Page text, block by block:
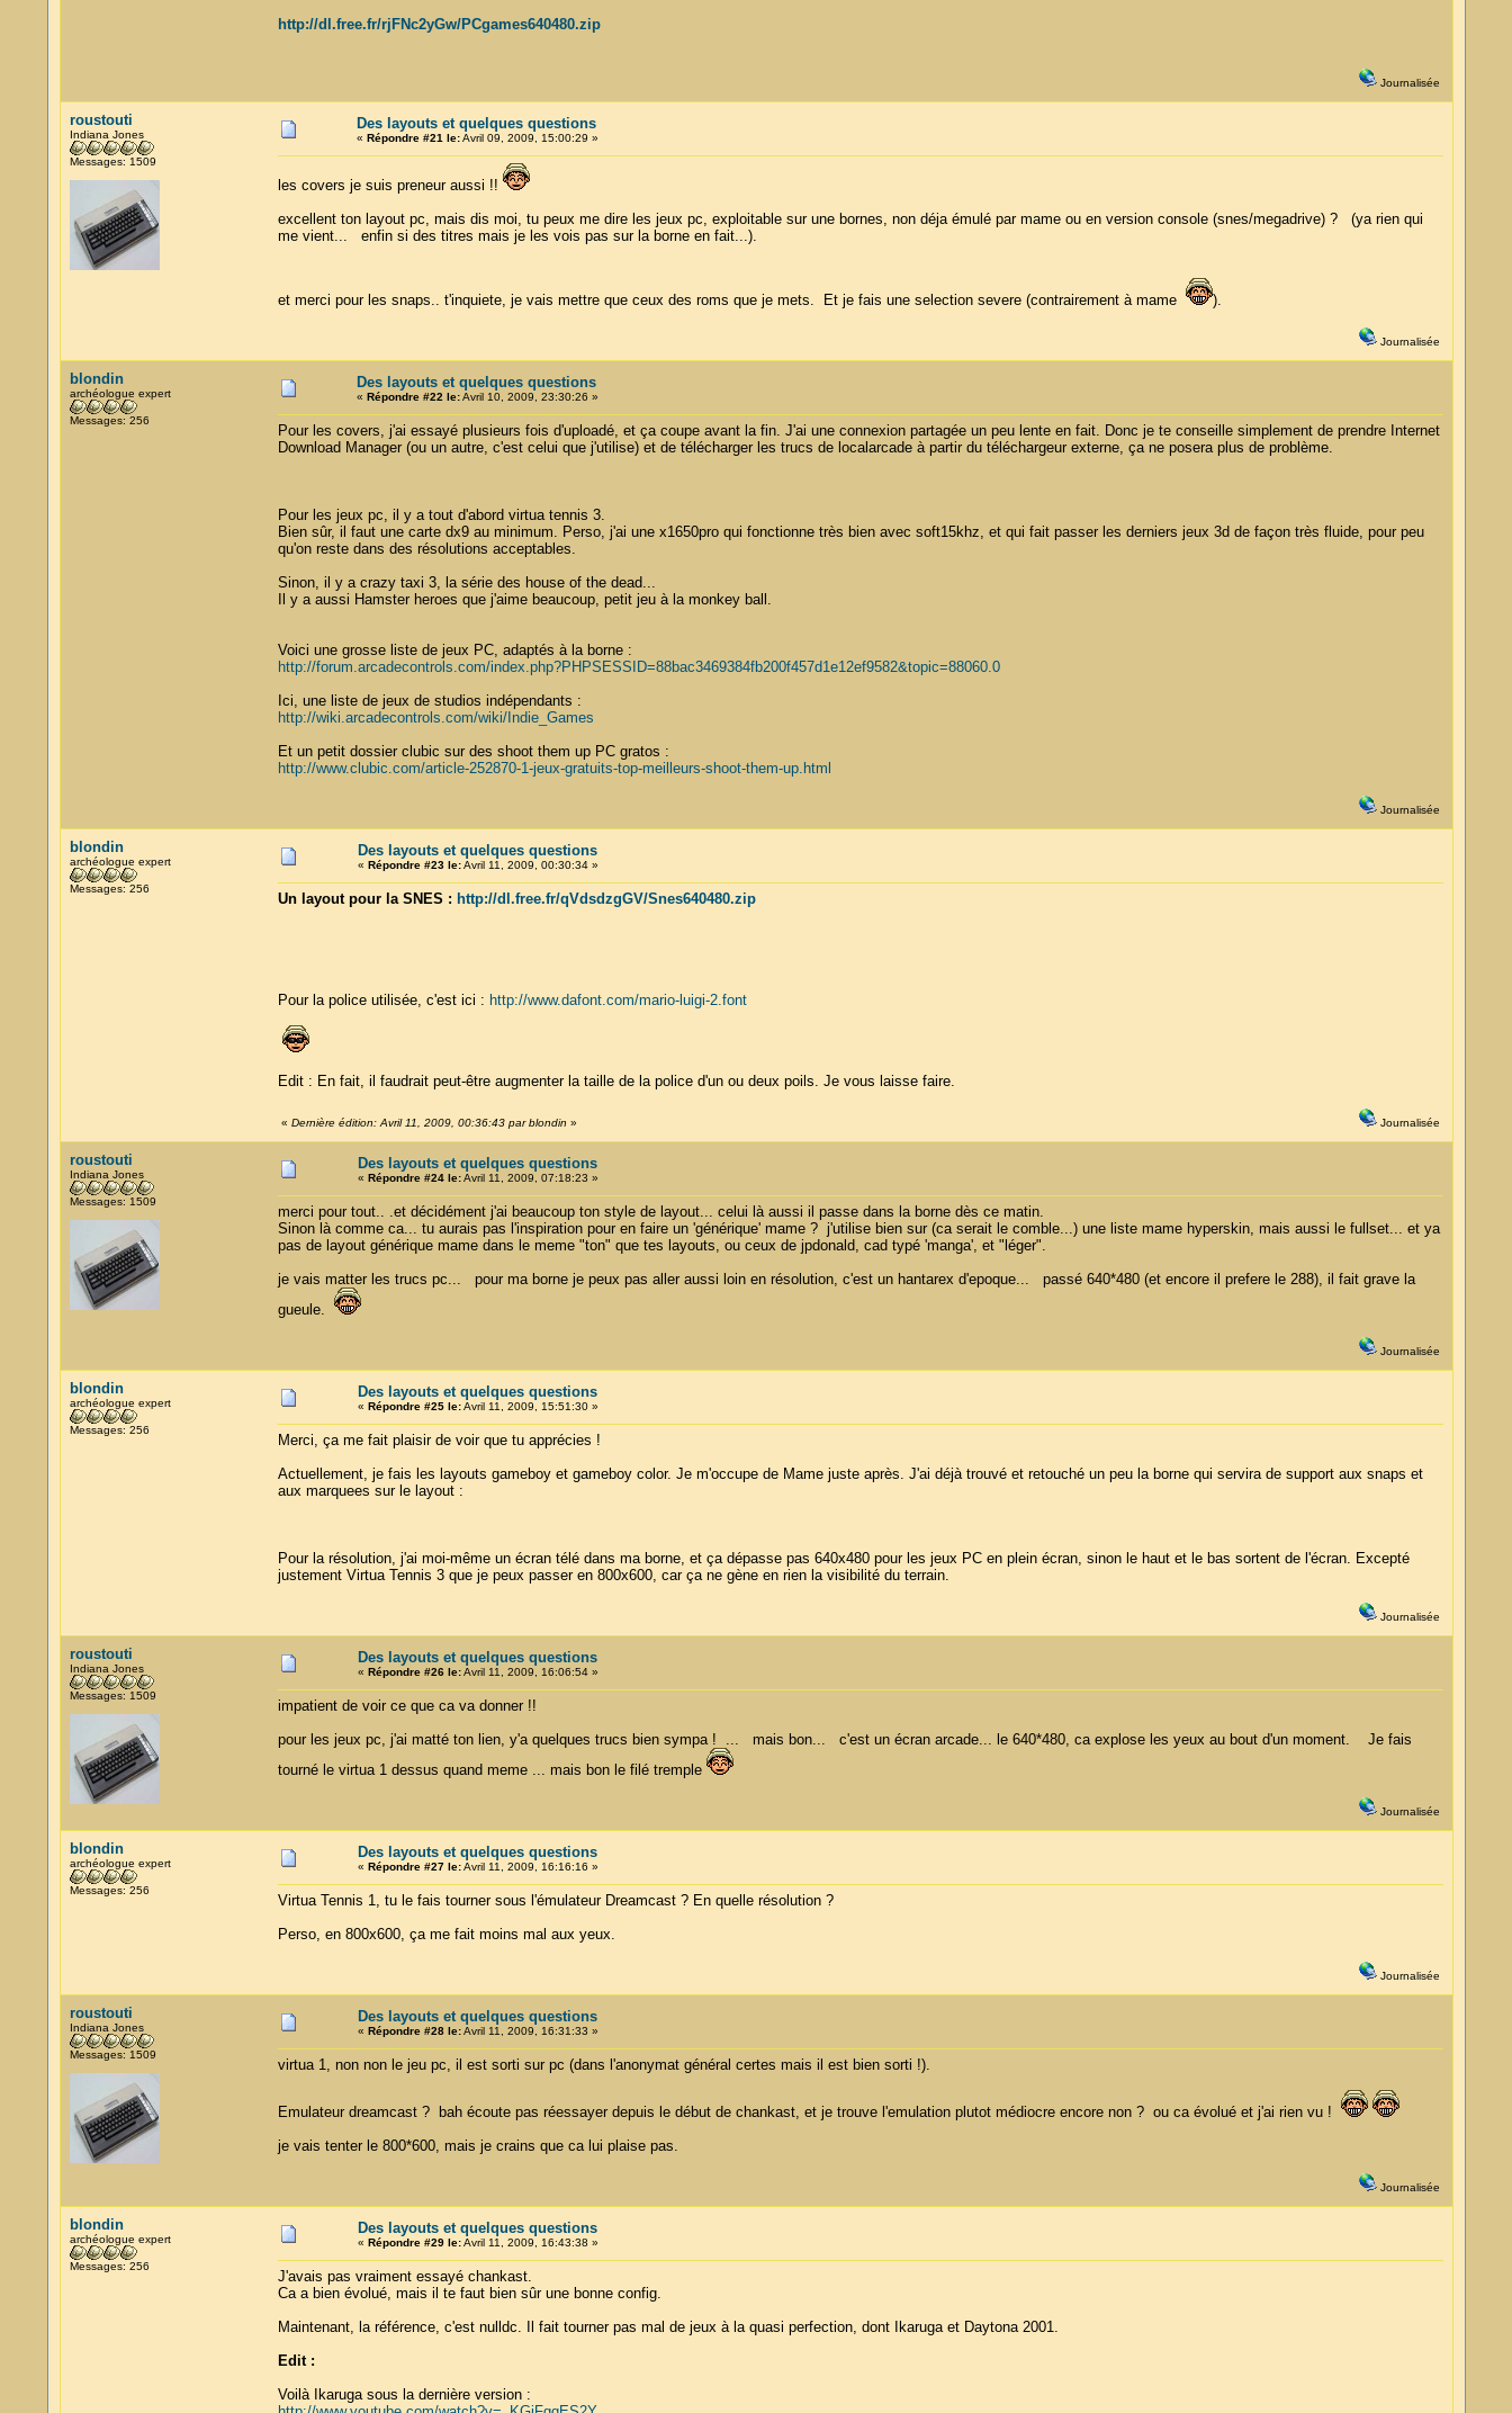
http://dl.free.fr/rjFNc2yGw/PCgames640480.zip
Journalisée
roustouti
Indiana Jones
Messages: 1509
Des layouts et quelques questions
« Répondre #21 le:Avril 09, 2009, 15:00:29 »
les covers je suis preneur aussi !!
excellent ton layout pc, mais dis moi, tu peux me dire les jeux pc, exploitable sur une bornes, non déja émulé par mame ou en version console (snes/megadrive) ? (ya rien qui
me vient... enfin si des titres mais je les vois pas sur la borne en fait...).
et merci pour les snaps.. t'inquiete, je vais mettre que ceux des roms que je mets. Et je fais une selection severe (contrairement à mame ).
Journalisée
blondin
archéologue expert
Messages: 256
Des layouts et quelques questions
« Répondre #22 le:Avril 10, 2009, 23:30:26 »
Pour les covers, j'ai essayé plusieurs fois d'uploadé, et ça coupe avant la fin. J'ai une connexion partagée un peu lente en fait. Donc je te conseille simplement de prendre Internet
Download Manager (ou un autre, c'est celui que j'utilise) et de télécharger les trucs de localarcade à partir du téléchargeur externe, ça ne posera plus de problème.
Pour les jeux pc, il y a tout d'abord virtua tennis 3.
Bien sûr, il faut une carte dx9 au minimum. Perso, j'ai une x1650pro qui fonctionne très bien avec soft15khz, et qui fait passer les derniers jeux 3d de façon très fluide, pour peu
qu'on reste dans des résolutions acceptables.
Sinon, il y a crazy taxi 3, la série des house of the dead...
Il y a aussi Hamster heroes que j'aime beaucoup, petit jeu à la monkey ball.
Voici une grosse liste de jeux PC, adaptés à la borne :
http://forum.arcadecontrols.com/index.php?PHPSESSID=88bac3469384fb200f457d1e12ef9582&topic=88060.0
Ici, une liste de jeux de studios indépendants :
http://wiki.arcadecontrols.com/wiki/Indie_Games
Et un petit dossier clubic sur des shoot them up PC gratos :
http://www.clubic.com/article-252870-1-jeux-gratuits-top-meilleurs-shoot-them-up.html
Journalisée
blondin
archéologue expert
Messages: 256
Des layouts et quelques questions
« Répondre #23 le:Avril 11, 2009, 00:30:34 »
Un layout pour la SNES : http://dl.free.fr/qVdsdzgGV/Snes640480.zip
Pour la police utilisée, c'est ici : http://www.dafont.com/mario-luigi-2.font
Edit : En fait, il faudrait peut-être augmenter la taille de la police d'un ou deux poils. Je vous laisse faire.
« Dernière édition: Avril 11, 2009, 00:36:43 par blondin » Journalisée
roustouti
Indiana Jones
Messages: 1509
Des layouts et quelques questions
« Répondre #24 le:Avril 11, 2009, 07:18:23 »
merci pour tout.. .et décidément j'ai beaucoup ton style de layout... celui là aussi il passe dans la borne dès ce matin.
Sinon là comme ca... tu aurais pas l'inspiration pour en faire un 'générique' mame ? j'utilise bien sur (ca serait le comble...) une liste mame hyperskin, mais aussi le fullset... et ya
pas de layout générique mame dans le meme "ton" que tes layouts, ou ceux de jpdonald, cad typé 'manga', et "léger".
je vais matter les trucs pc... pour ma borne je peux pas aller aussi loin en résolution, c'est un hantarex d'epoque... passé 640*480 (et encore il prefere le 288), il fait grave la
gueule.
Journalisée
blondin
archéologue expert
Messages: 256
Des layouts et quelques questions
« Répondre #25 le:Avril 11, 2009, 15:51:30 »
Merci, ça me fait plaisir de voir que tu apprécies !
Actuellement, je fais les layouts gameboy et gameboy color. Je m'occupe de Mame juste après. J'ai déjà trouvé et retouché un peu la borne qui servira de support aux snaps et
aux marquees sur le layout :
Pour la résolution, j'ai moi-même un écran télé dans ma borne, et ça dépasse pas 640x480 pour les jeux PC en plein écran, sinon le haut et le bas sortent de l'écran. Excepté
justement Virtua Tennis 3 que je peux passer en 800x600, car ça ne gène en rien la visibilité du terrain.
Journalisée
roustouti
Indiana Jones
Messages: 1509
Des layouts et quelques questions
« Répondre #26 le:Avril 11, 2009, 16:06:54 »
impatient de voir ce que ca va donner !!
pour les jeux pc, j'ai matté ton lien, y'a quelques trucs bien sympa ! ... mais bon... c'est un écran arcade... le 640*480, ca explose les yeux au bout d'un moment. Je fais
tourné le virtua 1 dessus quand meme ... mais bon le filé tremple
Journalisée
blondin
archéologue expert
Messages: 256
Des layouts et quelques questions
« Répondre #27 le:Avril 11, 2009, 16:16:16 »
Virtua Tennis 1, tu le fais tourner sous l'émulateur Dreamcast ? En quelle résolution ?
Perso, en 800x600, ça me fait moins mal aux yeux.
Journalisée
roustouti
Indiana Jones
Messages: 1509
Des layouts et quelques questions
« Répondre #28 le:Avril 11, 2009, 16:31:33 »
virtua 1, non non le jeu pc, il est sorti sur pc (dans l'anonymat général certes mais il est bien sorti !).
Emulateur dreamcast ? bah écoute pas réessayer depuis le début de chankast, et je trouve l'emulation plutot médiocre encore non ? ou ca évolué et j'ai rien vu !
je vais tenter le 800*600, mais je crains que ca lui plaise pas.
Journalisée
blondin
archéologue expert
Messages: 256
Des layouts et quelques questions
« Répondre #29 le:Avril 11, 2009, 16:43:38 »
J'avais pas vraiment essayé chankast.
Ca a bien évolué, mais il te faut bien sûr une bonne config.
Maintenant, la référence, c'est nulldc. Il fait tourner pas mal de jeux à la quasi perfection, dont Ikaruga et Daytona 2001.
Edit :
Voilà Ikaruga sous la dernière version :